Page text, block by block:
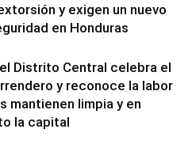
y exigen un nuevo
en Honduras
Distrito Central celebra el
y reconoce la labor
mantienen limpia y en
la capital